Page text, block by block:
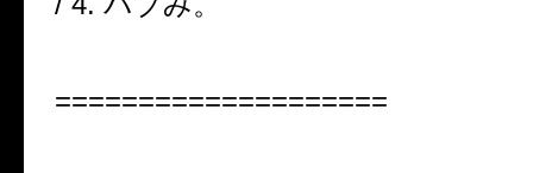
====================